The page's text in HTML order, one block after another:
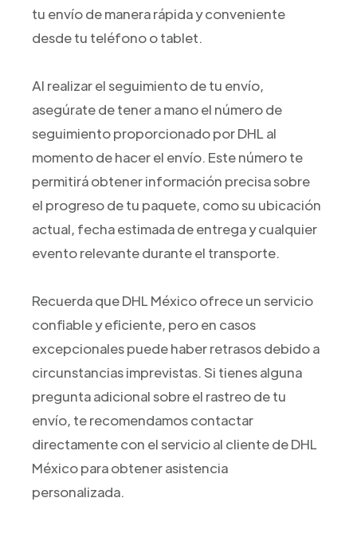
tu envío de manera rápida y conveniente
desde tu teléfono o tablet.
Al realizar el seguimiento de tu envío,
asegúrate de tener a mano el número de
seguimiento proporcionado por DHL al
momento de hacer el envío. Este número te
permitirá obtener información precisa sobre
el progreso de tu paquete, como su ubicación
actual, fecha estimada de entrega y cualquier
evento relevante durante el transporte.
Recuerda que DHL México ofrece un servicio
confiable y eficiente, pero en casos
excepcionales puede haber retrasos debido a
circunstancias imprevistas. Si tienes alguna
pregunta adicional sobre el rastreo de tu
envío, te recomendamos contactar
directamente con el servicio al cliente de DHL
México para obtener asistencia
personalizada.